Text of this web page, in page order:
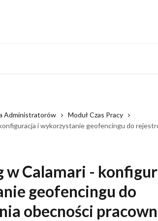
Administratorów
Moduł Czas Pracy
i wykorzystanie geofencingu do
w Calamari -
geofencingu do
obecności